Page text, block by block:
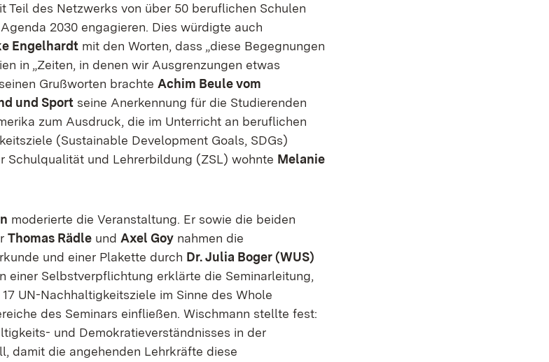
Teil des Netzwerks von über 50 beruflichen Schulen
2030 engagieren. Dies würdigte auch
Engelhardt mit den Worten, dass „diese Begegnungen
in „Zeiten, in denen wir Ausgrenzungen etwas
Grußworten brachte Achim Beule vom
und Sport seine Anerkennung für die Studierenden
zum Ausdruck, die im Unterricht an beruflichen
(Sustainable Development Goals, SDGs)
Schulqualität und Lehrerbildung (ZSL) wohnte Melanie
moderierte die Veranstaltung. Er sowie die beiden
Thomas Rädle und Axel Goy nahmen die
und einer Plakette durch Dr. Julia Boger (WUS)
einer Selbstverpflichtung erklärte die Seminarleitung,
UN-Nachhaltigkeitsziele im Sinne des Whole
des Seminars einfließen. Wischmann stellte fest:
und Demokratieverständnisses in der
damit die angehenden Lehrkräfte diese